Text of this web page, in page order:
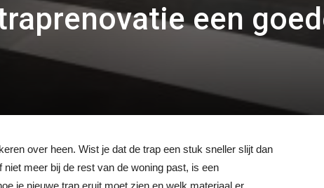
een
over heen. Wist je dat de trap een stuk sneller slijt dan
meer bij de rest van de woning past, is een
je nieuwe trap eruit moet zien en welk materiaal er